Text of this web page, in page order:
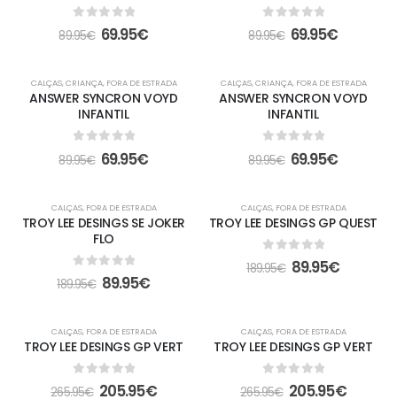
out of 5
89.95€ 69.95€ out of 5
89.95€ 69.95€
CALÇAS,CRIANÇA, FORA DE ESTRADA
ANSWER SYNCRON VOYD
INFANTIL
out of 5
89.95€ 69.95€
CALÇAS,CRIANÇA, FORA DE ESTRADA
ANSWER SYNCRON VOYD
INFANTIL
out of 5
89.95€ 69.95€
CALÇAS, FORA DE ESTRADA
TROY LEE DESINGS SE JOKER
FLO
out of 5
189.95€ 89.95€
CALÇAS, FORA DE ESTRADA
TROY LEE DESINGS GP QUEST
out of 5
189.95€ 89.95€
CALÇAS, FORA DE ESTRADA
TROY LEE DESINGS GP VERT
out of 5
265.95€ 205.95€
CALÇAS, FORA DE ESTRADA
TROY LEE DESINGS GP VERT
out of 5
265.95€ 205.95€